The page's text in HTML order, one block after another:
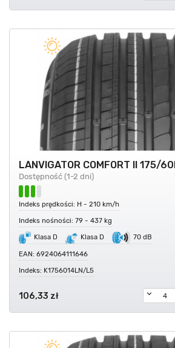
LANVIGATOR COMFORT II 175/
Dostępność (1-2 dni)
Indeks prędkości: H - 210 km/h
Indeks nośności: 79 - 437 kg
Klasa D
Klasa D 70 dB
EAN: 6924064111646
Indeks: K1756014LN/L5
106,33 zł